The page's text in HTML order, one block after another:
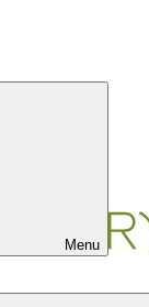
Menu